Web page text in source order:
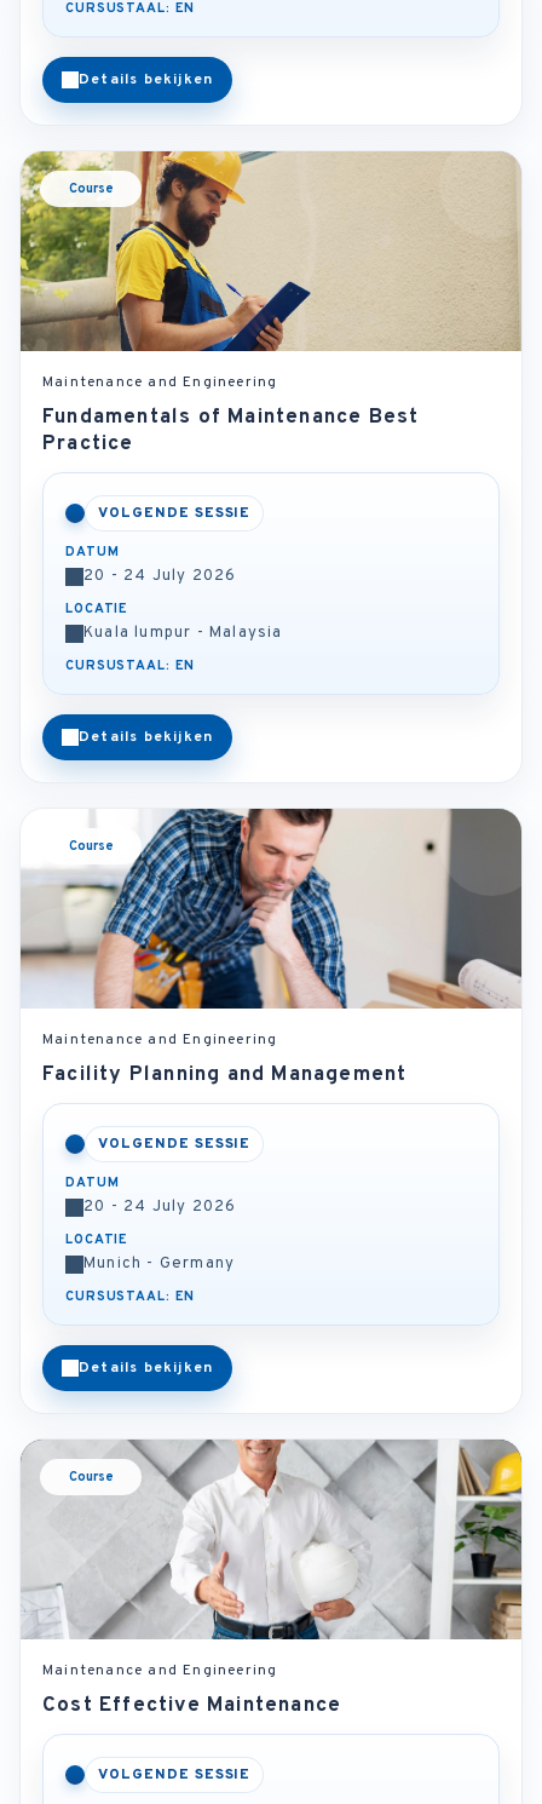
CURSUSTAAL: EN
Details bekijken
Course
Maintenance and Engineering
Fundamentals of Maintenance Best
Practice
VOLGENDE SESSIE
DATUM
20 - 24 July 2026
LOCATIE
Kuala lumpur - Malaysia
CURSUSTAAL: EN
Details bekijken
Course
Maintenance and Engineering
Facility Planning and Management
VOLGENDE SESSIE
DATUM
20 - 24 July 2026
LOCATIE
Munich - Germany
CURSUSTAAL: EN
Details bekijken
Course
Maintenance and Engineering
Cost Effective Maintenance
VOLGENDE SESSIE